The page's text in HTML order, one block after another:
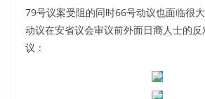
79号议案受阻的同时66号动议也面临很
动议在安省议会审议前外面日裔人士的
议：